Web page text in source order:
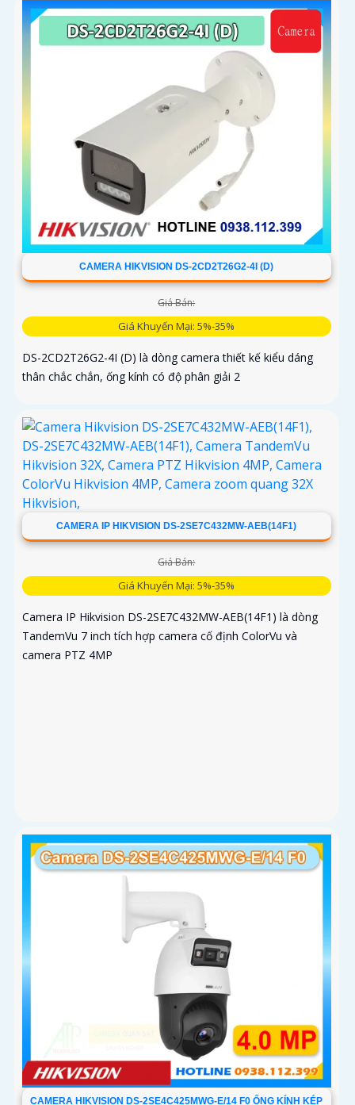
CAMERA HIKVISION DS-2CD2T26G2-4I (D)
Giá Bán:
Giá Khuyến Mại: 5%-35%
DS-2CD2T26G2-4I (D) là dòng camera thiết kế kiểu dáng
thân chắc chắn, ống kính có độ phân giải 2
CAMERA IP HIKVISION DS-2SE7C432MW-AEB(14F1)
Giá Bán:
Giá Khuyến Mại: 5%-35%
Camera IP Hikvision DS-2SE7C432MW-AEB(14F1) là dòng
TandemVu 7 inch tích hợp camera cố định ColorVu và
camera PTZ 4MP
CAMERA HIKVISION DS-2SE4C425MWG-E/14 F0 ỐNG KÍNH KÉP